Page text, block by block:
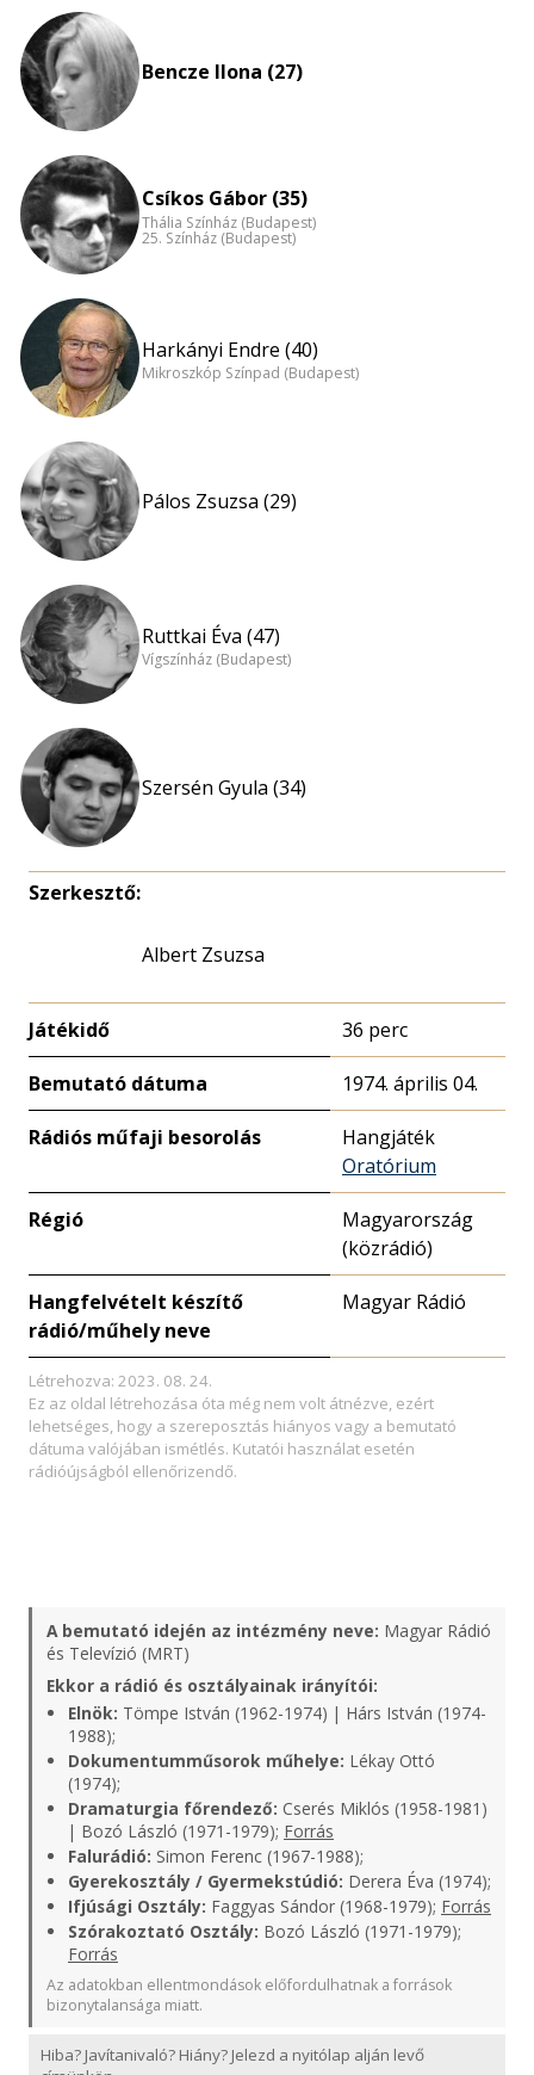
Bencze Ilona (27)
Csíkos Gábor (35)
Thália Színház (Budapest)
25. Színház (Budapest)
Harkányi Endre (40)
Mikroszkóp Színpad (Budapest)
Pálos Zsuzsa (29)
Ruttkai Éva (47)
Vígszínház (Budapest)
Szersén Gyula (34)
Szerkesztő:
Albert Zsuzsa
Játékidő 36 perc
Bemutató dátuma 1974. április 04.
Rádiós műfaji besorolás
Hangjáték
Oratórium
Régió
Magyarország
(közrádió)
Hangfelvételt készítő
rádió/műhely neve
Magyar Rádió
Létrehozva: 2023. 08. 24.
Ez az oldal létrehozása óta még nem volt átnézve, ezért
lehetséges, hogy a szereposztás hiányos vagy a bemutató
dátuma valójában ismétlés. Kutatói használat esetén
rádióújságból ellenőrizendő.
A bemutató idején az intézmény neve: Magyar Rádió
és Televízió (MRT)
Ekkor a rádió és osztályainak irányítói:
Elnök: Tömpe István (1962-1974) | Hárs István (1974-
1988);
Dokumentumműsorok műhelye: Lékay Ottó
(1974);
Dramaturgia főrendező: Cserés Miklós (1958-1981)
| Bozó László (1971-1979); Forrás
Falurádió: Simon Ferenc (1967-1988);
Gyerekosztály / Gyermekstúdió: Derera Éva (1974);
Ifjúsági Osztály: Faggyas Sándor (1968-1979); Forrás
Szórakoztató Osztály: Bozó László (1971-1979);
Forrás
Az adatokban ellentmondások előfordulhatnak a források
bizonytalansága miatt.
Hiba? Javítanivaló? Hiány? Jelezd a nyitólap alján levő